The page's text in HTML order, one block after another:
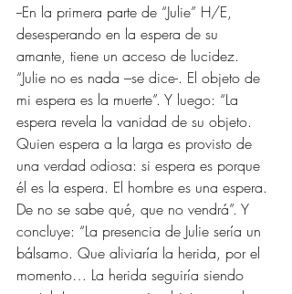
--En la primera parte de “Julie” H/E,
desesperando en la espera de su
amante, tiene un acceso de lucidez.
“Julie no es nada –se dice-. El objeto de
mi espera es la muerte”. Y luego: “La
espera revela la vanidad de su objeto.
Quien espera a la larga es provisto de
una verdad odiosa: si espera es porque
él es la espera. El hombre es una espera.
De no se sabe qué, que no vendrá”. Y
concluye: “La presencia de Julie sería un
bálsamo. Que aliviaría la herida, por el
momento… La herida seguiría siendo